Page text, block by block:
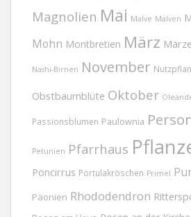
Magnolien Mai Malve Malven
Mohn Montbretien März
Nashi-Birnen November
Obstbaumblüte Oktober
Passionsblumen Paulownia
Petunien Pfarrhaus
Poncirrus Portulakröschen Primel
Päonien Rhododendron